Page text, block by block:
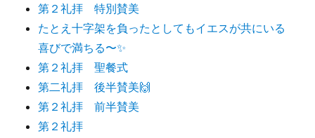
第２礼拝 特別賛美
たとえ十字架を負ったとしてもイエスが共にいる
喜びで満ちる〜✨
第２礼拝 聖餐式
第二礼拝 後半賛美🙌
第２礼拝 前半賛美
第２礼拝